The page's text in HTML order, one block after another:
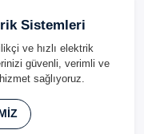
Sistemleri
ve hızlı elektrik
güvenli, verimli ve
sağlıyoruz.